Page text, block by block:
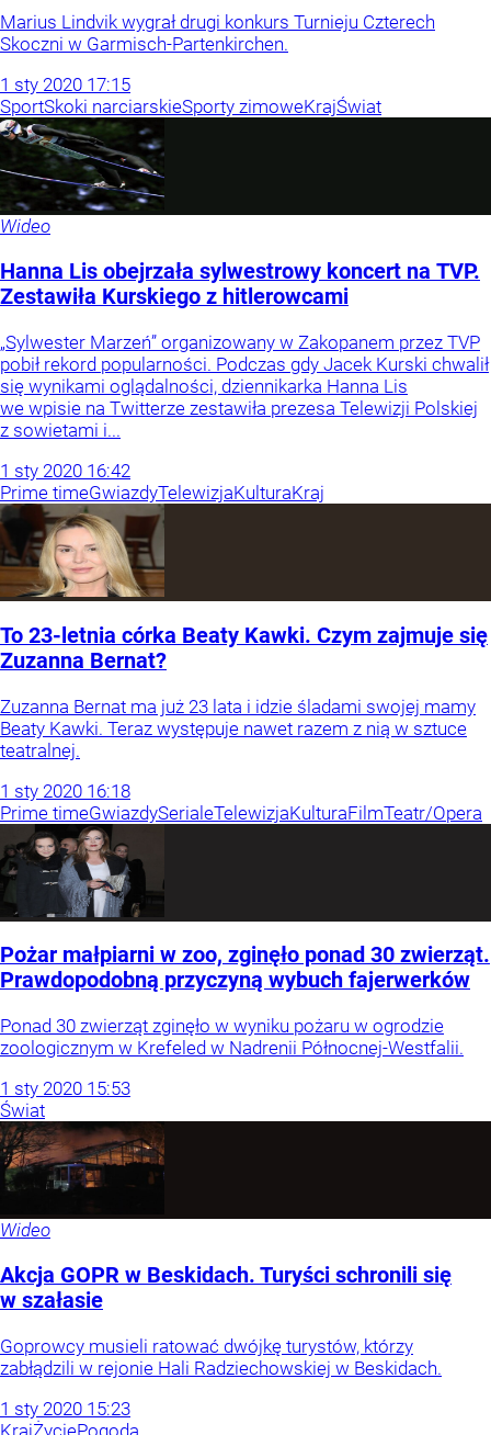
Marius Lindvik wygrał drugi konkurs Turnieju Czterech
Skoczni w Garmisch-Partenkirchen.
1 sty 2020 17:15
SportSkoki narciarskieSporty zimoweKrajŚwiat
Wideo
Hanna Lis obejrzała sylwestrowy koncert na TVP.
Zestawiła Kurskiego z hitlerowcami
„Sylwester Marzeń” organizowany w Zakopanem przez TVP
pobił rekord popularności. Podczas gdy Jacek Kurski chwalił
się wynikami oglądalności, dziennikarka Hanna Lis
we wpisie na Twitterze zestawiła prezesa Telewizji Polskiej
z sowietami i...
1 sty 2020 16:42
Prime timeGwiazdyTelewizjaKulturaKraj
To 23-letnia córka Beaty Kawki. Czym zajmuje się
Zuzanna Bernat?
Zuzanna Bernat ma już 23 lata i idzie śladami swojej mamy
Beaty Kawki. Teraz występuje nawet razem z nią w sztuce
teatralnej.
1 sty 2020 16:18
Prime timeGwiazdySerialeTelewizjaKulturaFilmTeatr/Opera
Pożar małpiarni w zoo, zginęło ponad 30 zwierząt.
Prawdopodobną przyczyną wybuch fajerwerków
Ponad 30 zwierząt zginęło w wyniku pożaru w ogrodzie
zoologicznym w Krefeled w Nadrenii Północnej-Westfalii.
1 sty 2020 15:53
Świat
Wideo
Akcja GOPR w Beskidach. Turyści schronili się
w szałasie
Goprowcy musieli ratować dwójkę turystów, którzy
zabłądzili w rejonie Hali Radziechowskiej w Beskidach.
1 sty 2020 15:23
KrajŻyciePogoda